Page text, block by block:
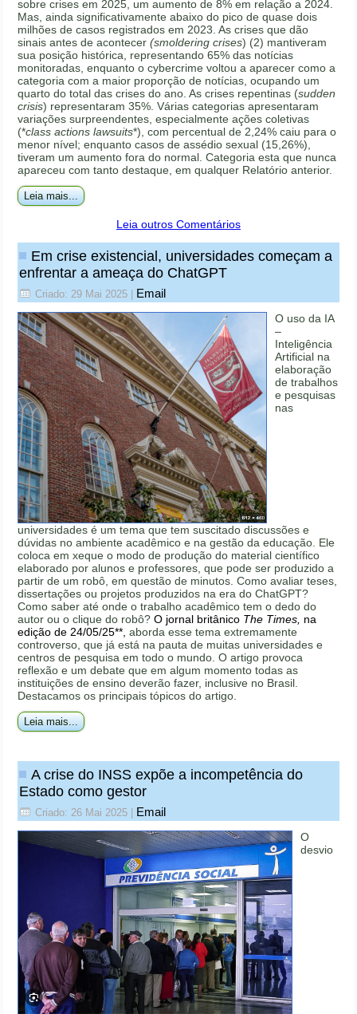
sobre crises em 2025, um aumento de 8% em relação a 2024.
Mas, ainda significativamente abaixo do pico de quase dois
milhões de casos registrados em 2023. As crises que dão
sinais antes de acontecer(smoldering crises) (2) mantiveram
sua posição histórica, representando 65% das notícias
monitoradas, enquanto o cybercrime voltou a aparecer como a
categoria com a maior proporção de notícias, ocupando um
quarto do total das crises do ano. As crises repentinas (sudden
crisis) representaram 35%. Várias categorias apresentaram
variações surpreendentes, especialmente ações coletivas
(*class actions lawsuits*), com percentual de 2,24% caiu para o
menor nível; enquanto casos de assédio sexual (15,26%),
tiveram um aumento fora do normal. Categoria esta que nunca
apareceu com tanto destaque, em qualquer Relatório anterior.
Leia mais...
Leia outros Comentários
Em crise existencial, universidades começam a
enfrentar a ameaça do ChatGPT
Criado: 29 Mai 2025 Email
O uso da IA
–
Inteligência
Artificial na
elaboração
de trabalhos
e pesquisas
nas
universidades é um tema que tem suscitado discussões e
dúvidas no ambiente acadêmico e na gestão da educação. Ele
coloca em xeque o modo de produção do material científico
elaborado por alunos e professores, que pode ser produzido a
partir de um robô, em questão de minutos. Como avaliar teses,
dissertações ou projetos produzidos na era do ChatGPT?
Como saber até onde o trabalho acadêmico tem o dedo do
autor ou o clique do robô?O jornal britânico The Times, na
edição de 24/05/25**, aborda esse tema extremamente
controverso, que já está na pauta de muitas universidades e
centros de pesquisa em todo o mundo. O artigo provoca
reflexão e um debate que em algum momento todas as
instituições de ensino deverão fazer, inclusive no Brasil.
Destacamos os principais tópicos do artigo.
Leia mais...
A crise do INSS expõe a incompetência do
Estado como gestor
Criado: 26 Mai 2025 Email
O
desvio